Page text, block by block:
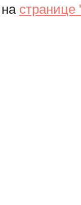
на странице